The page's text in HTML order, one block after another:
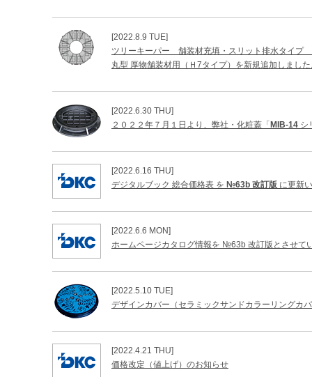
[2022.8.9 TUE]
ツリーキーパー 舗装材充填・スリット排水タイプ
丸型 厚物舗装材用（Ｈ7タイプ）を新規追加しまし
[2022.6.30 THU]
２０２２年７月１日より、弊社・化粧蓋「 MIB-14 シ
[2022.6.16 THU]
デジタルブック 総合価格表 を №63b 改訂版 に更新
[2022.6.6 MON]
ホームページカタログ情報を №63b 改訂版とさせて
[2022.5.10 TUE]
デザインカバー（セラミックサンドカラーリングカ
[2022.4.21 THU]
価格改定（値上げ）のお知らせ